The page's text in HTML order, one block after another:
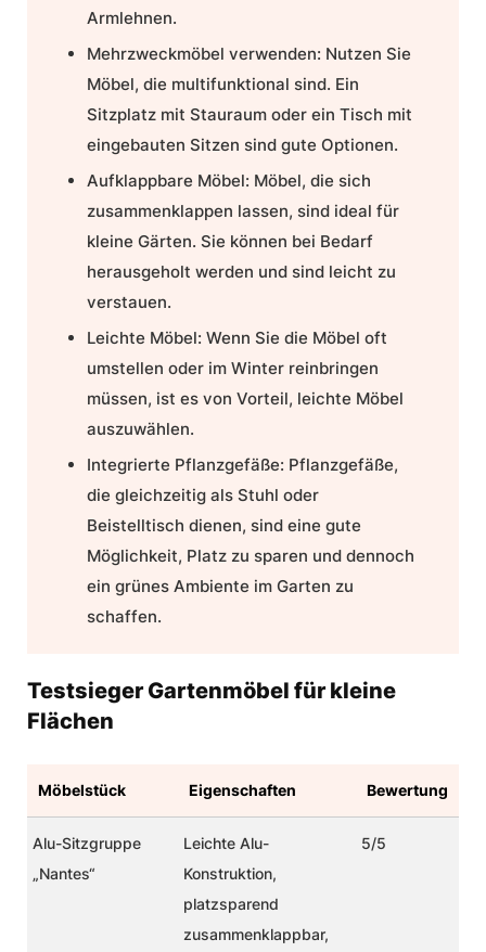
Armlehnen.
Mehrzweckmöbel verwenden: Nutzen Sie
Möbel, die multifunktional sind. Ein
Sitzplatz mit Stauraum oder ein Tisch mit
eingebauten Sitzen sind gute Optionen.
Aufklappbare Möbel: Möbel, die sich
zusammenklappen lassen, sind ideal für
kleine Gärten. Sie können bei Bedarf
herausgeholt werden und sind leicht zu
verstauen.
Leichte Möbel: Wenn Sie die Möbel oft
umstellen oder im Winter reinbringen
müssen, ist es von Vorteil, leichte Möbel
auszuwählen.
Integrierte Pflanzgefäße: Pflanzgefäße,
die gleichzeitig als Stuhl oder
Beistelltisch dienen, sind eine gute
Möglichkeit, Platz zu sparen und dennoch
ein grünes Ambiente im Garten zu
schaffen.
Testsieger Gartenmöbel für kleine
Flächen
Möbelstück Eigenschaften Bewertung
Alu-Sitzgruppe
„Nantes“
Leichte Alu-
Konstruktion,
platzsparend
zusammenklappbar,
5/5